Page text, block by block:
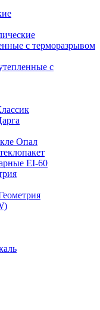
с терморазрывом
с
Опал
EI-60